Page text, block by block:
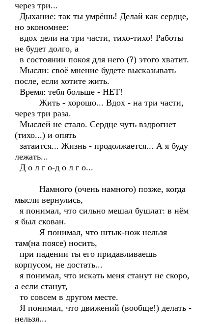
через три...
Дыхание: так ты умрёшь! Делай как сердце,
но экономнее:
вдох дели на три части, тихо-тихо! Работы
не будет долго, а
в состоянии покоя для него (?) этого хватит.
Мысли: своё мнение будете высказывать
после, если хотите жить.
Время: тебя больше - НЕТ!
Жить - хорошо... Вдох - на три части,
через три раза.
Мыслей не стало. Сердце чуть вздрогнет
(тихо...) и опять
затаится... Жизнь - продолжается... А я буду
лежать...
Д о л г о-д о л г о...
Намного (очень намного) позже, когда
мысли вернулись,
я понимал, что сильно мешал бушлат: в нём
я был скован.
Я понимал, что штык-нож нельзя
там(на поясе) носить,
при падении ты его придавливаешь
корпусом, не достать...
я понимал, что искать меня станут не скоро,
а если станут,
то совсем в другом месте.
Я понимал, что движений (вообще!) делать -
нельзя...